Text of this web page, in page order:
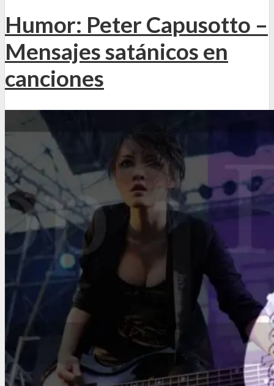
Humor: Peter Capusotto –
Mensajes satánicos en
canciones